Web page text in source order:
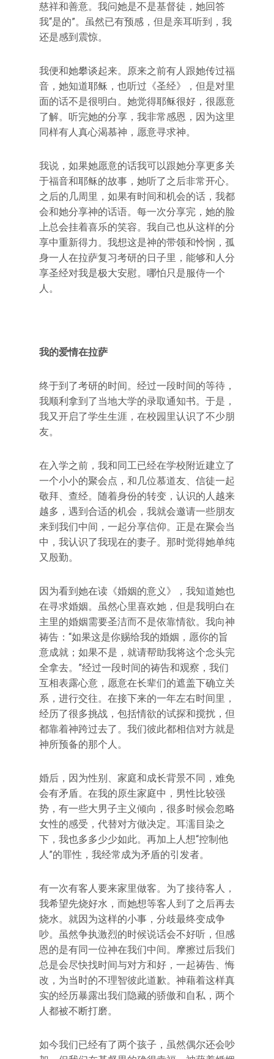
慈祥和善意。我问她是不是基督徒，她回答
我“是的”。虽然已有预感，但是亲耳听到，我
还是感到震惊。
我便和她攀谈起来。原来之前有人跟她传过福
音，她知道耶稣，也听过《圣经》，但是对里
面的话不是很明白。她觉得耶稣很好，很愿意
了解。听完她的分享，我非常感恩，因为这里
同样有人真心渴慕神，愿意寻求神。
我说，如果她愿意的话我可以跟她分享更多关
于福音和耶稣的故事，她听了之后非常开心。
之后的几周里，如果有时间和机会的话，我都
会和她分享神的话语。每一次分享完，她的脸
上总会挂着喜乐的笑容。我自己也从这样的分
享中重新得力。我想这是神的带领和怜悯，孤
身一人在拉萨复习考研的日子里，能够和人分
享圣经对我是极大安慰。哪怕只是服侍一个
人。
我的爱情在拉萨
终于到了考研的时间。经过一段时间的等待，
我顺利拿到了当地大学的录取通知书。于是，
我又开启了学生生涯，在校园里认识了不少朋
友。
在入学之前，我和同工已经在学校附近建立了
一个小小的聚会点，和几位慕道友、信徒一起
敬拜、查经。随着身份的转变，认识的人越来
越多，遇到合适的机会，我就会邀请一些朋友
来到我们中间，一起分享信仰。正是在聚会当
中，我认识了我现在的妻子。那时觉得她单纯
又殷勤。
因为看到她在读《婚姻的意义》，我知道她也
在寻求婚姻。虽然心里喜欢她，但是我明白在
主里的婚姻需要圣洁而不是依靠情欲。我向神
祷告：“如果这是你赐给我的婚姻，愿你的旨
意成就；如果不是，就请帮助我将这个念头完
全拿去。”经过一段时间的祷告和观察，我们
互相表露心意，愿意在长辈们的遮盖下确立关
系，进行交往。在接下来的一年左右时间里，
经历了很多挑战，包括情欲的试探和搅扰，但
都靠着神跨过去了。我们彼此都相信对方就是
神所预备的那个人。
婚后，因为性别、家庭和成长背景不同，难免
会有矛盾。在我的原生家庭中，男性比较强
势，有一些大男子主义倾向，很多时候会忽略
女性的感受，代替对方做决定。耳濡目染之
下，我也多多少少如此。再加上人想“控制他
人”的罪性，我经常成为矛盾的引发者。
有一次有客人要来家里做客。为了接待客人，
我希望先烧好水，而她想等客人到了之后再去
烧水。就因为这样的小事，分歧最终变成争
吵。虽然争执激烈的时候说话会不好听，但感
恩的是有同一位神在我们中间。摩擦过后我们
总是会尽快找时间与对方和好，一起祷告、悔
改，为当时的不理智彼此道歉。神藉着这样真
实的经历暴露出我们隐藏的骄傲和自私，两个
人都被不断打磨。
如今我们已经有了两个孩子，虽然偶尔还会吵